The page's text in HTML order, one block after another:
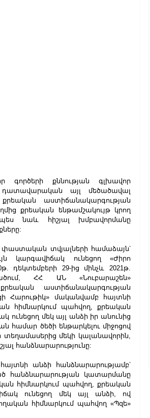
քննության գլխավոր
դատավարական այլ մեծածավալ
քրեական աստիճանակարգության
քրեական ենթամշակույթ կրող
նաև հիշյալ խմբավորմանը
փաստական տվյալների համաձայն՝
կարգավիճակ ունեցող «Ժիրո
դեկտեմբերի 29-ից մինչև 2021թ.
ՀՀ ԱՆ «Նուբարաշեն»
աստիճանակարգության
Հարութիկ» մականվամբ հայտնի
հիմնարկում պահվող, քրեական
մեկ այլ անձի իր անունից
համար ծեծի ենթարկելու միջոցով
մեկի կալանավորին,
հանձնարարությունը:
անձի հանձնարարությամբ՝
հանձնարարության կատարմանը
հիմնարկում պահվող, քրեական
ունեցող մեկ այլ անձի, ով
հիմնարկում պահվող «Պզե»